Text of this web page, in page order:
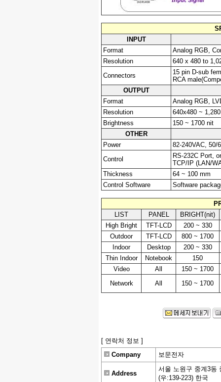
INPUT
Format
Analog RGB,
Resolution
640 x 480 to
Connectors
15 pin D-sub
RCA
OUTPUT
Format
Analog RGB,
Resolution
640x480 ~
Brightness
150 ~ 1700 nit
OTHER
Power
82-240VAC, 50/
Control
RS-232C Port,
TCP/IP (LAN/
Thickness
64 ~ 100 mm
Control Software
Software
LIST
PANEL
BRIGHT(nit)
High Bright
TFT-LCD
200 ~ 330
Outdoor
TFT-LCD
800 ~ 1700
Indoor
Desktop
200 ~ 330
Thin Indoor
Notebook
150
Video
All
150 ~ 1700
Network
All 150 ~ 1700
[ 연락처 정보 ]
Company
보문전자
Address
서울 노원구 중계3동
(우:139-223) 한국